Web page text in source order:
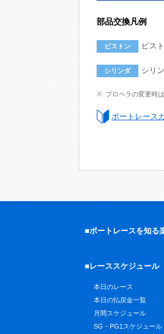
部品交換凡例
ピストン ピス
シリンダ シリ
プロペラの変更時
ボートレース
■ボートレースを知る
■レーススケジュール
本日のレース
本日の払戻金一覧
月間スケジュール
SG・PG1スケジュール